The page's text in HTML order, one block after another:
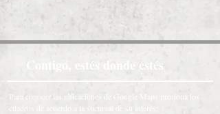
Contigo, estés donde estés
Para conocer las ubicaciones de Google Maps presiona los
cuadros de acuerdo a la sucursal de su interés: